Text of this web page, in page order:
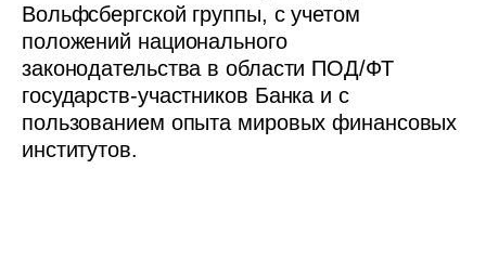
Вольфсбергской группы, с учетом
положений национального
законодательства в области ПОД/ФТ
государств-участников Банка и с
пользованием опыта мировых финансовых
институтов.